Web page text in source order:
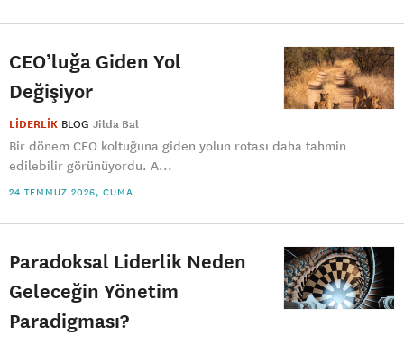
CEO’luğa Giden Yol
Değişiyor
LİDERLİK BLOG Jilda Bal
Bir dönem CEO koltuğuna giden yolun rotası daha tahmin
edilebilir görünüyordu. A...
24 TEMMUZ 2026, CUMA
Paradoksal Liderlik Neden
Geleceğin Yönetim
Paradigması?